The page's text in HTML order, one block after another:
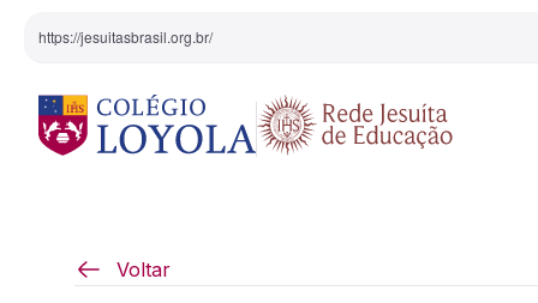
https://jesuitasbrasil.org.br/
Voltar